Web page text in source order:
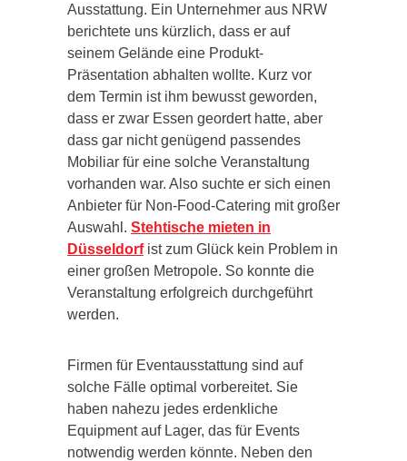
Ausstattung. Ein Unternehmer aus NRW
berichtete uns kürzlich, dass er auf
seinem Gelände eine Produkt-
Präsentation abhalten wollte. Kurz vor
dem Termin ist ihm bewusst geworden,
dass er zwar Essen geordert hatte, aber
dass gar nicht genügend passendes
Mobiliar für eine solche Veranstaltung
vorhanden war. Also suchte er sich einen
Anbieter für Non-Food-Catering mit großer
Auswahl. Stehtische mieten in
Düsseldorfist zum Glück kein Problem in
einer großen Metropole. So konnte die
Veranstaltung erfolgreich durchgeführt
werden.
Firmen für Eventausstattung sind auf
solche Fälle optimal vorbereitet. Sie
haben nahezu jedes erdenkliche
Equipment auf Lager, das für Events
notwendig werden könnte. Neben den